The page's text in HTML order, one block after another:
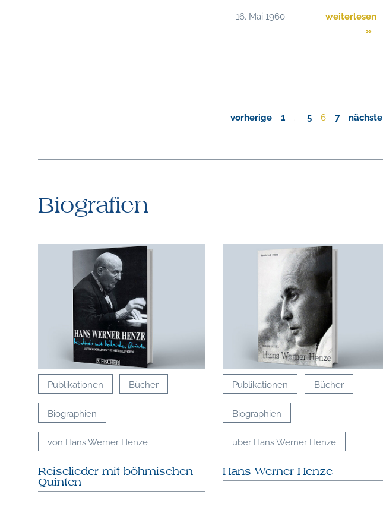
16. Mai 1960
weiterlesen
»
vorherige 1 5 6 7 nächste
Biografien
Publikationen Bücher
Biographien
von Hans Werner Henze
Reiselieder mit böhmischen
Quinten
Publikationen Bücher
Biographien
über Hans Werner Henze
Hans Werner Henze